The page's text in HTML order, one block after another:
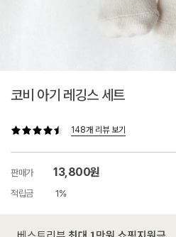
코비 아기 레깅스 세트
148개 리뷰 보기
판매가 13,800원
적립금 1%